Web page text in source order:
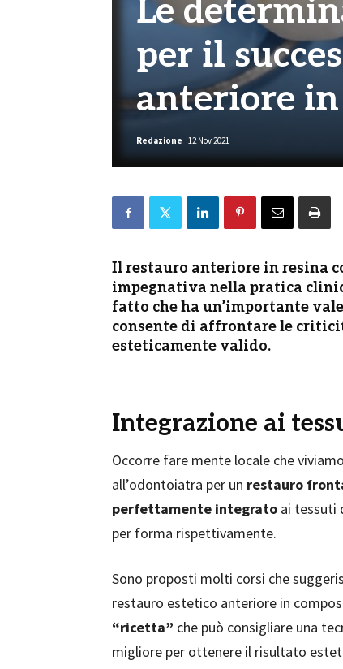
Le
per il
anteriore
Redazione 12 Nov 2021
Il restauro anteriore in resina
impegnativa nella pratica
fatto che ha un’importante
consente di affrontare le
esteticamente valido.
Integrazione ai
Occorre fare mente locale che viviamo
all’odontoiatra per un restauro
perfettamente integrato ai tessuti
per forma rispettivamente.
Sono proposti molti corsi che
restauro estetico anteriore in
“ricetta” che può consigliare una
migliore per ottenere il risultato